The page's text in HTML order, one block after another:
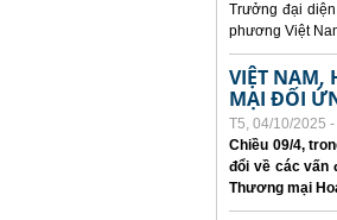
Trưởng đại
phương Việt
VIỆT NAM,
MẠI ĐỐI
T5, 04/10/2025
Chiều 09/4,
đổi về các vấn
Thương mại